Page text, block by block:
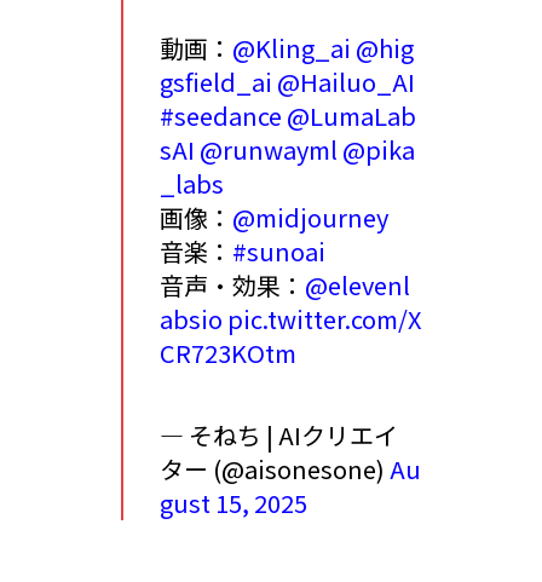
動画： @Kling_ai @hig
gsfield_ai @Hailuo_AI
#seedance @LumaLab
sAI @runwayml @pika
_labs
画像： @midjourney
音楽： #sunoai
音声・効果： @elevenl
absio pic.twitter.com/X
CR723KOtm
— そねち | AIクリエイ
ター (@aisonesone) Au
gust 15, 2025